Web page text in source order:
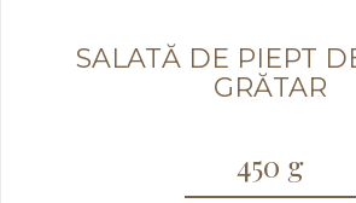
SALATĂ DE PIEPT
GRĂTAR
450 g